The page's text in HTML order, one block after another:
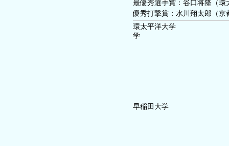
最優秀選手賞：谷口将隆（
優秀打撃賞：水川翔太郎（
環太平
早稲田